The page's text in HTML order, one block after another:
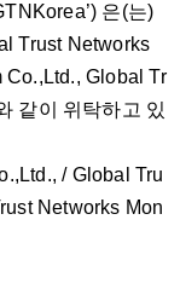
은(는)
Trust Networks
Global Tr
같이 위탁하고 있
/ Global Tru
Networks Mon